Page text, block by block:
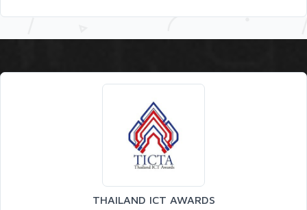
THAILAND ICT AWARDS